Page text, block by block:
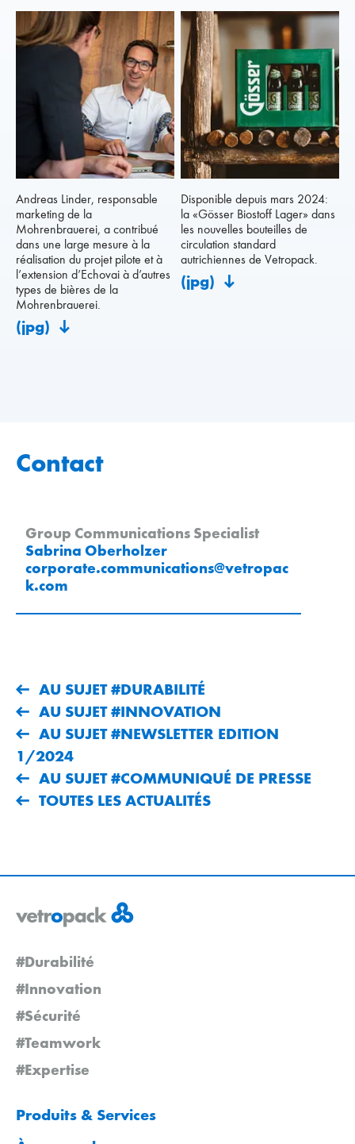
Andreas Linder, responsable
marketing de la
Mohrenbrauerei, a contribué
dans une large mesure à la
réalisation du projet pilote et à
l’extension d’Echovai à d’autres
types de bières de la
Mohrenbrauerei.
(jpg)
Disponible depuis mars 2024:
la «Gösser Biostoff Lager» dans
les nouvelles bouteilles de
circulation standard
autrichiennes de Vetropack.
(jpg)
Contact
Group Communications Specialist
Sabrina Oberholzer
corporate.communications@vetropac
k.com
AU SUJET #DURABILITÉ
AU SUJET #INNOVATION
AU SUJET #NEWSLETTER EDITION
1/2024
AU SUJET #COMMUNIQUÉ DE PRESSE
TOUTES LES ACTUALITÉS
#Durabilité
#Innovation
#Sécurité
#Teamwork
#Expertise
Produits & Services